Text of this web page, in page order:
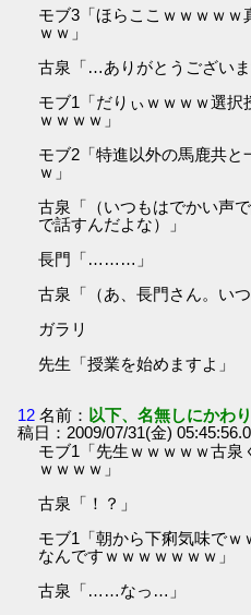
モブ3「ほらここｗｗｗｗｗ
ｗｗ」
古泉「…ありがとうございま
モブ1「だりぃｗｗｗｗ選択
ｗｗｗｗ」
モブ2「特進以外の馬鹿共と
ｗ」
古泉「（いつもはでかい声
で話すんだよな）」
長門「………」
古泉「（あ、長門さん。い
ガラリ
先生「授業を始めますよ」
12 名前： 以下、名無しにかわ
稿日：2009/07/31(金)
モブ1「先生ｗｗｗｗｗ古泉
ｗｗｗｗ」
古泉「！？」
モブ1「朝から下痢気味で
なんですｗｗｗｗｗｗｗ」
古泉「……なっ…」